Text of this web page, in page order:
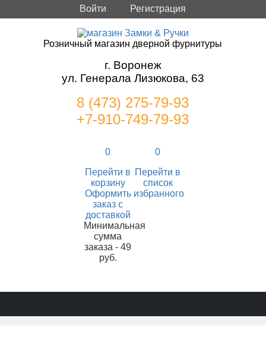
Войти Регистрация
Розничный магазин дверной фурнитуры
г. Воронеж
ул. Генерала Лизюкова, 63
8 (473) 275-79-93
+7-910-749-79-93
0
Перейти в
корзину
Оформить
заказ с
доставкой
Минимальная
сумма
заказа - 49
руб.
0
Перейти в
список
избранного